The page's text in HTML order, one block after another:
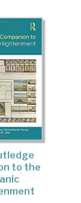
to the